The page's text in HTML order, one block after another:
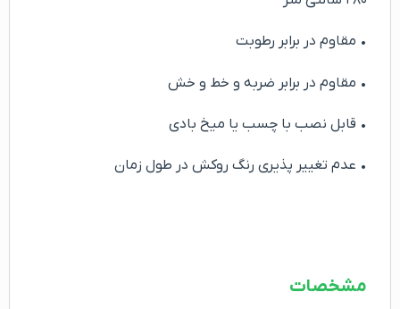
• مقاوم در برابر رطوبت
• مقاوم در برابر ضربه و خط و خش
• قابل نصب با چسب یا میخ بادی
• عدم تغییر پذیری رنگ روکش در طول زمان
مشخصات